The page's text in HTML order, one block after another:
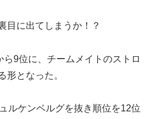
目に出てしまうか！？
9位に、チームメイトのストロ
形となった。
ルケンベルグを抜き順位を12位